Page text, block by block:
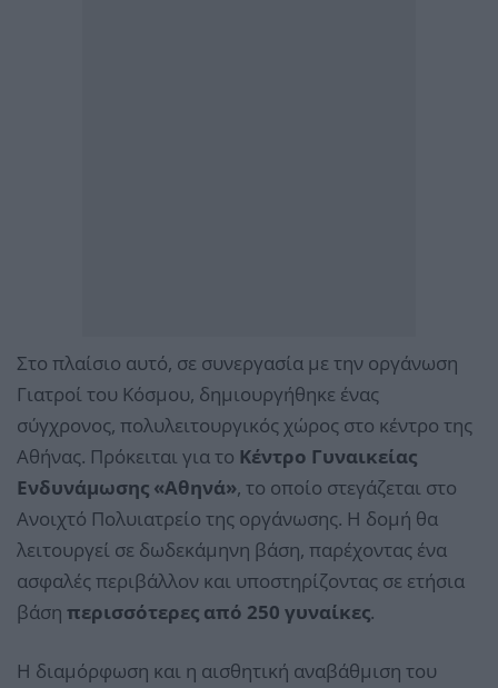
Στο πλαίσιο αυτό, σε συνεργασία με την οργάνωση
Γιατροί του Κόσμου, δημιουργήθηκε ένας
σύγχρονος, πολυλειτουργικός χώρος στο κέντρο της
Αθήνας. Πρόκειται για το Κέντρο Γυναικείας
Ενδυνάμωσης «Αθηνά», το οποίο στεγάζεται στο
Ανοιχτό Πολυιατρείο της οργάνωσης. Η δομή θα
λειτουργεί σε δωδεκάμηνη βάση, παρέχοντας ένα
ασφαλές περιβάλλον και υποστηρίζοντας σε ετήσια
βάση περισσότερες από 250 γυναίκες.
Η διαμόρφωση και η αισθητική αναβάθμιση του